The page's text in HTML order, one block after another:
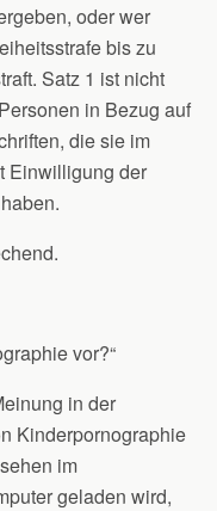
oder wer
bis zu
Satz 1 ist nicht
in Bezug auf
die sie im
Einwilligung der
vor?“
in der
Kinderpornographie
im
geladen wird,